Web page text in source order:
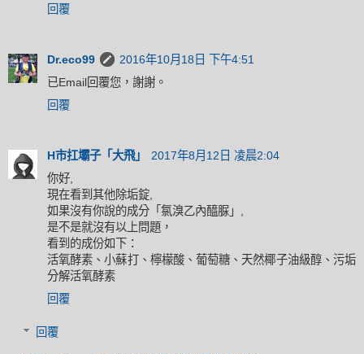
回覆
Dr.eco99
2016年10月18日 下午4:51
已Email回覆您，謝謝。
回覆
H市扛壩子「大飛」
2017年8月12日 凌晨2:04
你好,
現在看到其他除垢錠,
如果沒有你說的成分「氯溴乙內醯脲」,
是不是就沒有以上問題，
看到的成份如下：
活氧酵素、小蘇打、檸檬酸、葡萄糖、天然椰子油級醇、污垢
分解活氧酵素
回覆
回覆